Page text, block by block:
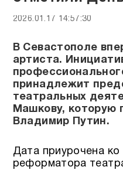
2026.01.17 14:57:30
В Севастополе
артиста.
принадлежит
театральных
Машкову, которую
Владимир Путин.
Дата приурочена
реформатора